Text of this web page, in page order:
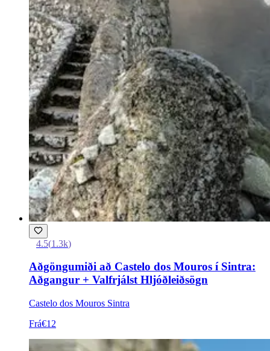
4.5(1.3k)
Aðgöngumiði að Castelo dos Mouros í Sintra:
Aðgangur + Valfrjálst Hljóðleiðsögn
Castelo dos Mouros Sintra
Frá€12